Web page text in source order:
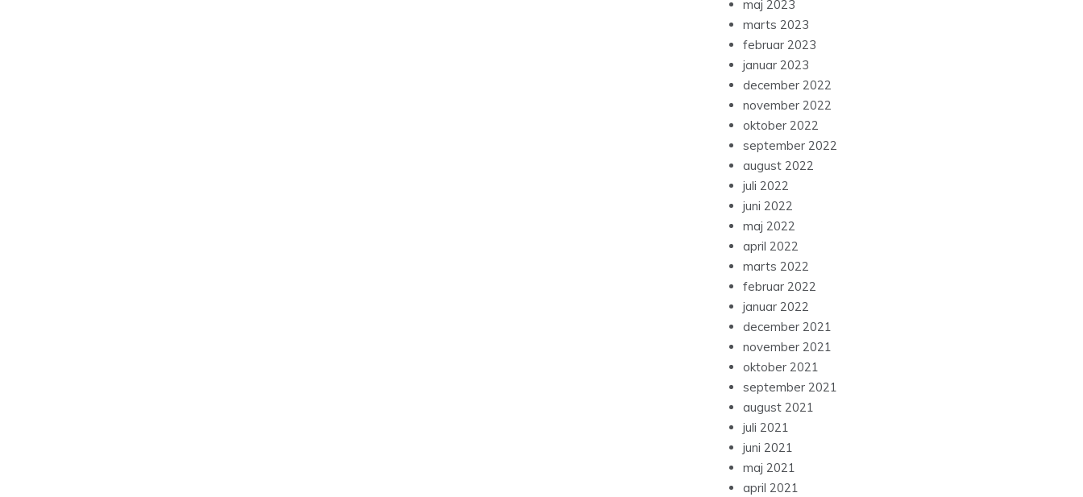
maj 2023
marts 2023
februar 2023
januar 2023
december 2022
november 2022
oktober 2022
september 2022
august 2022
juli 2022
juni 2022
maj 2022
april 2022
marts 2022
februar 2022
januar 2022
december 2021
november 2021
oktober 2021
september 2021
august 2021
juli 2021
juni 2021
maj 2021
april 2021